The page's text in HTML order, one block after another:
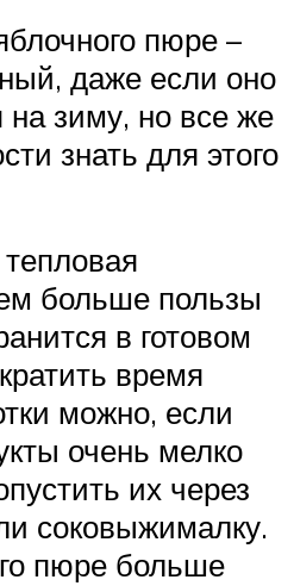
пюре –
даже если оно
на зиму, но все же
знать для этого
больше пользы
в готовом
время
можно, если
очень мелко
их через
соковыжималку.
пюре больше